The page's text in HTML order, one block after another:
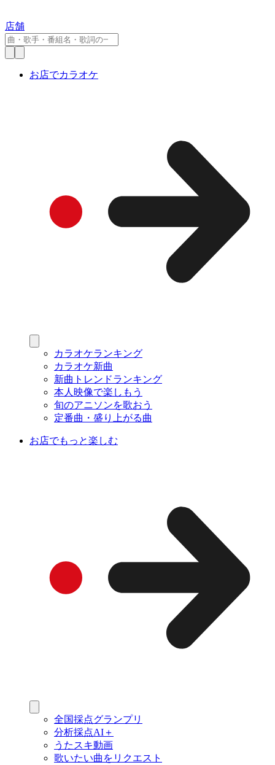
店舗
お店でカラオケ
カラオケランキング
カラオケ新曲
新曲トレンドランキング
本人映像で楽しもう
旬のアニソンを歌おう
定番曲・盛り上がる曲
お店でもっと楽しむ
全国採点グランプリ
分析採点AI＋
うたスキ動画
歌いたい曲をリクエスト